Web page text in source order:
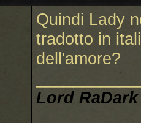
Quindi Lady
tradotto in
dell'amore?
Lord RaDark